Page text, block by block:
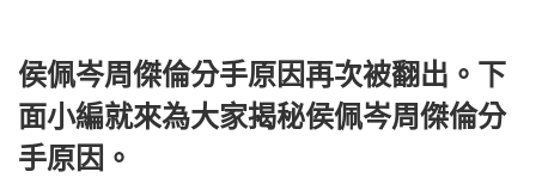
侯佩岑周傑倫分手原因再次被翻出。下
面小編就來為大家揭秘侯佩岑周傑倫分
手原因。